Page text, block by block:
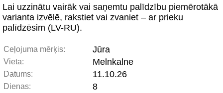
Lai uzzinātu vairāk vai saņemtu palīdzību piemērotākā
varianta izvēlē, rakstiet vai zvaniet – ar prieku
palīdzēsim (LV-RU).
Ceļojuma mērķis: Jūra
Vieta: Melnkalne
Datums: 11.10.26
Dienas: 8